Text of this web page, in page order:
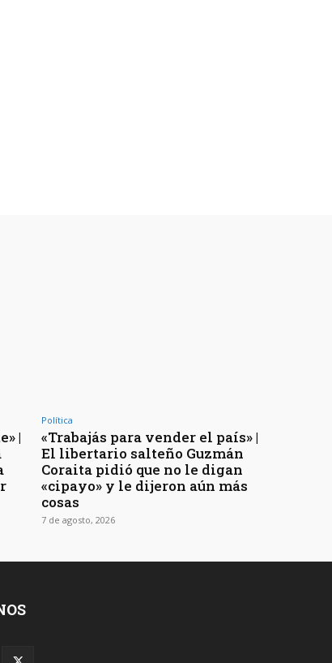
|
Política
«Trabajás para vender el país» |
El libertario salteño Guzmán
Coraita pidió que no le digan
«cipayo» y le dijeron aún más
cosas
7 de agosto, 2026